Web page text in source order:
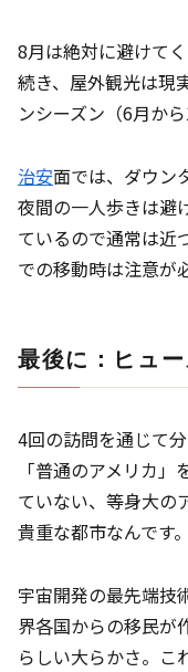
8月は絶対に避けて
続き、屋外観光は現
ンシーズン（6月か
治安面では、ダウン
夜間の一人歩きは避
ているので通常は近
での移動時は注意が
最後に：ヒュ
4回の訪問を通じて
「普通のアメリカ
ていない、等身大の
貴重な都市なんです。
宇宙開発の最先端技
界各国からの移民が
らしい大らかさ。こ